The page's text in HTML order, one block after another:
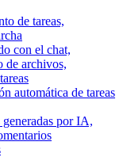
de tareas,
con el chat,
de archivos,
automática de tareas
generadas por IA,